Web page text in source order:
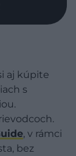
aj kúpite
s
, v rámci
bez